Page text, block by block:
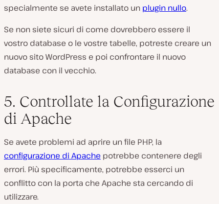
specialmente se avete installato un plugin nullo.
Se non siete sicuri di come dovrebbero essere il
vostro database o le vostre tabelle, potreste creare un
nuovo sito WordPress e poi confrontare il nuovo
database con il vecchio.
5. Controllate la Configurazione
di Apache
Se avete problemi ad aprire un file PHP, la
configurazione di Apache potrebbe contenere degli
errori. Più specificamente, potrebbe esserci un
conflitto con la porta che Apache sta cercando di
utilizzare.